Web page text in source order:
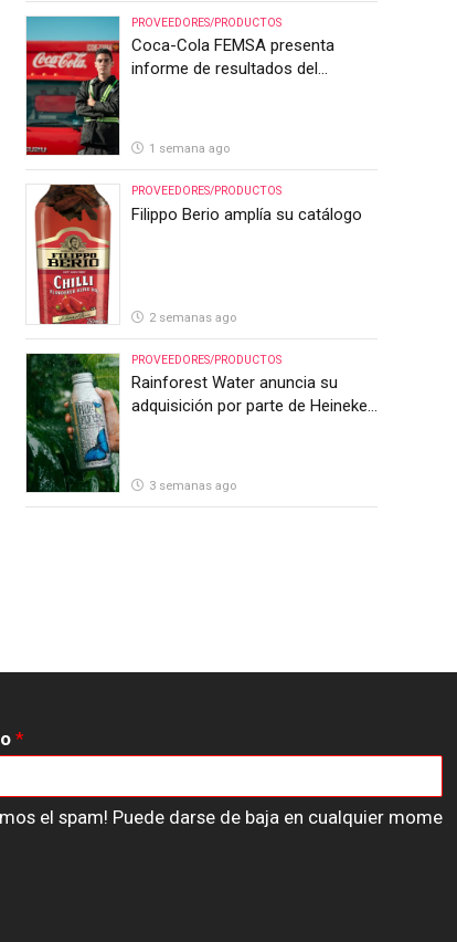
PROVEEDORES/PRODUCTOS
Coca-Cola FEMSA presenta
informe de resultados del
1 semana ago
PROVEEDORES/PRODUCTOS
Filippo Berio amplía su catálogo
2 semanas ago
PROVEEDORES/PRODUCTOS
Rainforest Water anuncia su
adquisición por parte de Heineken
3 semanas ago
*
el spam! Puede darse de baja en cualquier mome